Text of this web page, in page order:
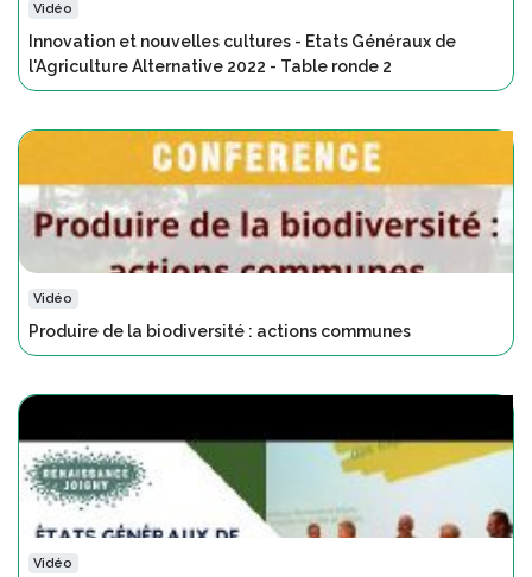
Vidéo
Innovation et nouvelles cultures - Etats Généraux de
l'Agriculture Alternative 2022 - Table ronde 2
Vidéo
Produire de la biodiversité : actions communes
Vidéo